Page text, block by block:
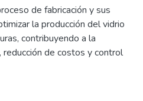
de fabricación y sus
la producción del vidrio
contribuyendo a la
de costos y control